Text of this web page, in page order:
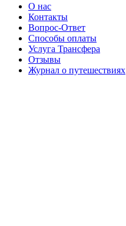
О нас
Контакты
Вопрос-Ответ
Способы оплаты
Услуга Трансфера
Отзывы
Журнал о путешествиях